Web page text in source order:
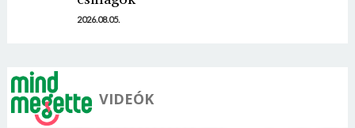
2026.08.05.
VIDEÓK